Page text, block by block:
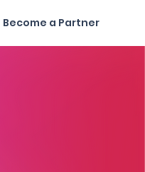
Become a Partner